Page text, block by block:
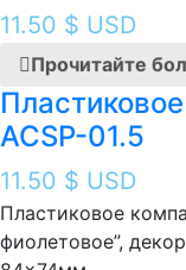
11.50 $ USD
Прочитайте
ACSP-01.5
11.50 $ USD
Пластиковое
фиолетовое ”,